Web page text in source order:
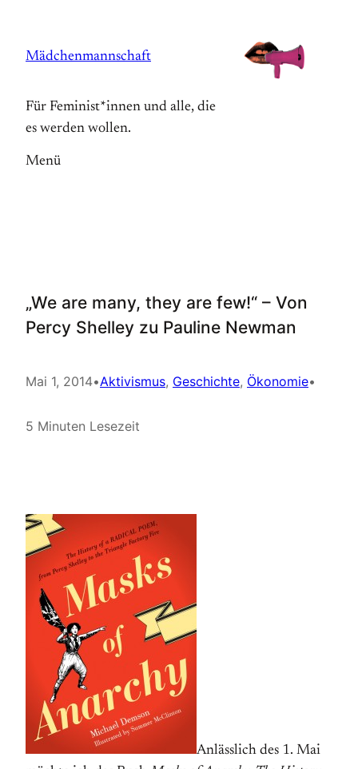
springen
Mädchenmannschaft
Für Feminist*innen und alle, die
es werden wollen.
Menü
„We are many, they are few!“ – Von
Percy Shelley zu Pauline Newman
Mai 1, 2014•Aktivismus, Geschichte, Ökonomie•
5 Minuten Lesezeit
Anlässlich des 1. Mai